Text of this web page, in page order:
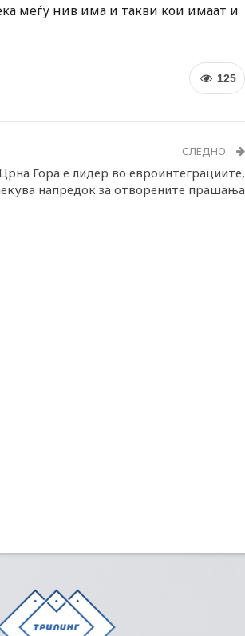
меѓу нив има и такви кои имаат и
125
СЛЕДНО
Гора е лидер во евроинтеграциите,
напредок за отворените прашања